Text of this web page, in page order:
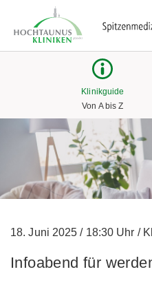
Klinikguide
Von A bis Z
18. Juni 2025/18:30 Uhr /
Infoabend für